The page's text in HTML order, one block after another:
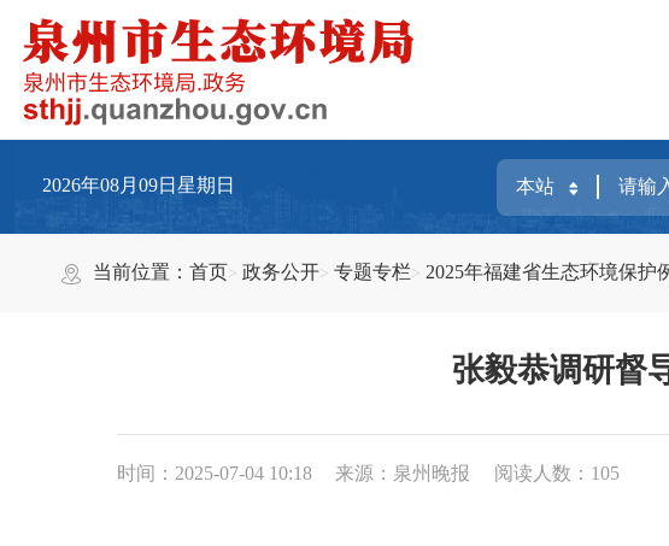
2026年08月09日星期日
当前位置：首页 政务公开 专题专栏 2025年福建省生态环境保护
张毅恭调研督
时间：2025-07-04 10:18 来源：泉州晚报 阅读人数： 105